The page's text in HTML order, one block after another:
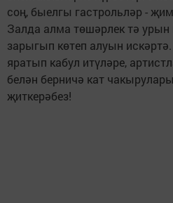
соң, быелгы гастрольләр -
Залда алма төшәрлек тә
зарыгып көтеп алуын
яратып кабул итүләре,
белән берничә кат
җиткерәбез!